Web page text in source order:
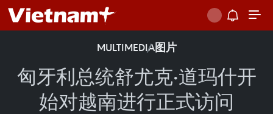
MULTIMEDIA图片
匈牙利总统舒尤克·道玛什开
始对越南进行正式访问